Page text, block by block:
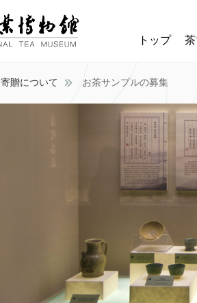
トップ
寄贈について お茶サンプルの募集